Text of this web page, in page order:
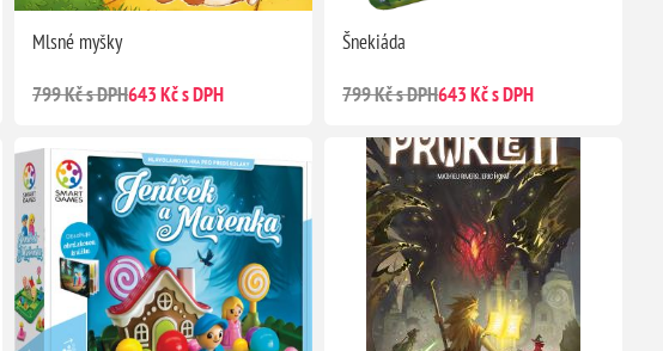
Mlsné myšky
799 Kč s DPH643 Kč s DPH
Šnekiáda
799 Kč s DPH643 Kč s DPH